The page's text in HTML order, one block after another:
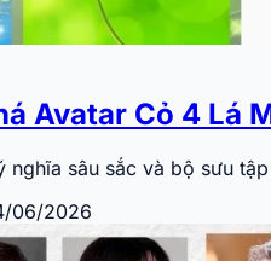
Avatar Cỏ 4 Lá
nghĩa sâu sắc và bộ sưu
06/2026